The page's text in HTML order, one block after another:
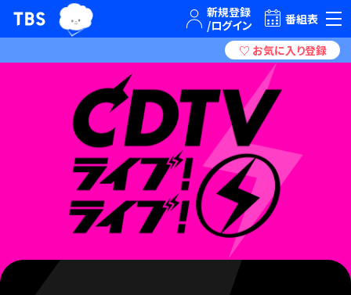
TBSテレビ｜ときめくときを。 番組表